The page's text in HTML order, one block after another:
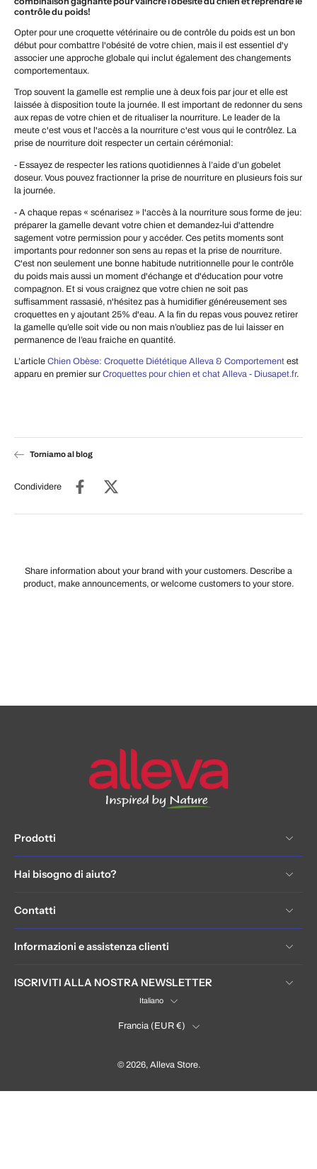
contrôle du poids!
Opter pour une croquette vétérinaire ou de contrôle du poids est un bon
début pour combattre l'obésité de votre chien, mais il est essentiel d'y
associer une approche globale qui inclut également des changements
comportementaux.
Trop souvent la gamelle est remplie une à deux fois par jour et elle est
laissée à disposition toute la journée. Il est important de redonner du sens
aux repas de votre chien et de ritualiser la nourriture. Le leader de la
meute c'est vous et l'accès a la nourriture c'est vous qui le contrôlez. La
prise de nourriture doit respecter un certain cérémonial:
- Essayez de respecter les rations quotidiennes à l’aide d’un gobelet
doseur. Vous pouvez fractionner la prise de nourriture en plusieurs fois sur
la journée.
- A chaque repas « scénarisez » l'accès à la nourriture sous forme de jeu:
préparer la gamelle devant votre chien et demandez-lui d'attendre
sagement votre permission pour y accéder. Ces petits moments sont
importants pour redonner son sens au repas et la prise de nourriture.
C'est non seulement une bonne habitude nutritionnelle pour le contrôle
du poids mais aussi un moment d'échange et d'éducation pour votre
compagnon. Et si vous craignez que votre chien ne soit pas
suffisamment rassasié, n'hésitez pas à humidifier généreusement ses
croquettes en y ajoutant 25% d'eau. A la fin du repas vous pouvez retirer
la gamelle qu’elle soit vide ou non mais n’oubliez pas de lui laisser en
permanence de l’eau fraiche en quantité.
L’article Chien Obèse: Croquette Diététique Alleva & Comportement est
apparu en premier sur Croquettes pour chien et chat Alleva - Diusapet.fr.
Torniamo al blog
Condividere
Share information about your brand with your customers. Describe a
product, make announcements, or welcome customers to your store.
Prodotti
Hai bisogno di aiuto?
Contatti
Informazioni e assistenza clienti
ISCRIVITI ALLA NOSTRA NEWSLETTER
Italiano
Francia ‎(EUR €)‎
© 2026, Alleva Store.